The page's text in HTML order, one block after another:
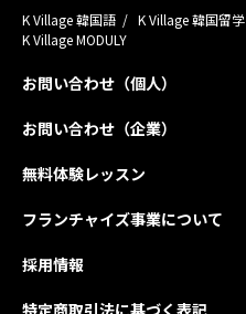
K Village 韓国語 K Village 韓国留学
K Village MODULY
お問い合わせ（個人）
お問い合わせ（企業）
無料体験レッスン
フランチャイズ事業について
採用情報
特定商取引法に基づく表記